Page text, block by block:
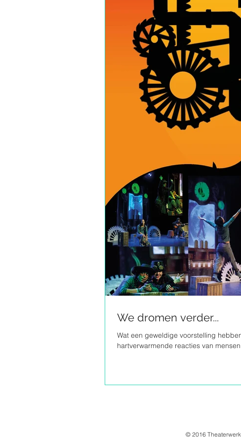
We dromen verder...
Wat een geweldige voorstelling
hartverwarmende reacties van
© 2016